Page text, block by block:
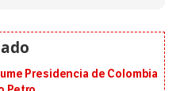
Presidencia de Colombia